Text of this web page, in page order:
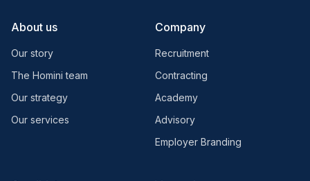
About us
Our story
The Homini team
Our strategy
Our services
Company
Recruitment
Contracting
Academy
Advisory
Employer Branding